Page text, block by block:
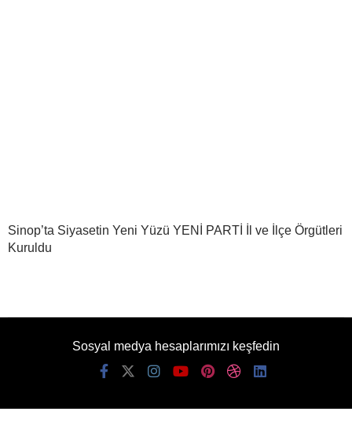
Sinop’ta Siyasetin Yeni Yüzü YENİ PARTİ İl ve İlçe Örgütleri
Kuruldu
Sosyal medya hesaplarımızı keşfedin